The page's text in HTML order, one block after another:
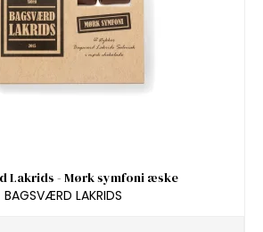
Lakrids - Mørk symfoni æske
BAGSVÆRD LAKRIDS